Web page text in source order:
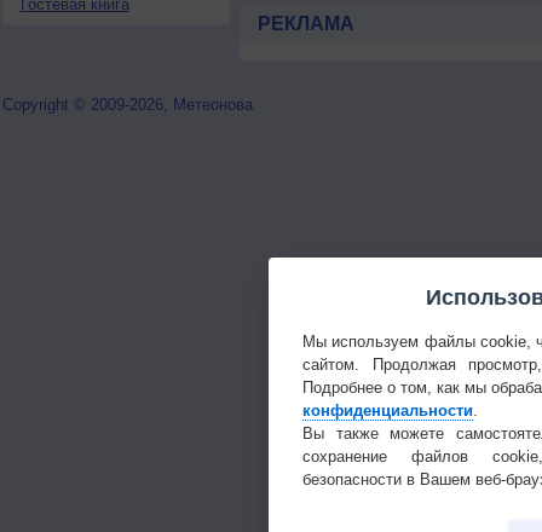
Гостевая книга
РЕКЛАМА
Copyright © 2009-2026, Метеонова
Мы используем файлы cookie,
сайтом. Продолжая
Подробнее о том, как мы
конфиденциальности
Вы также можете
сохранение файлов
безопасности в Вашем веб-